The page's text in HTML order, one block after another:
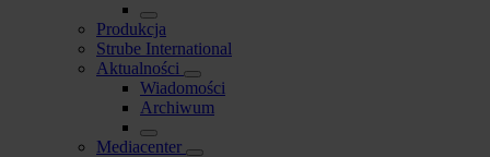
Produkcja
Strube International
Aktualności
Wiadomości
Archiwum
Mediacenter